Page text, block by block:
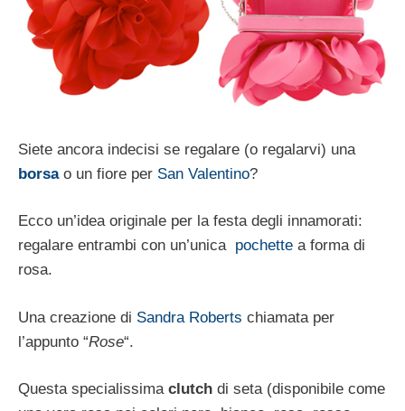
Siete ancora indecisi se regalare (o regalarvi) una
borsao un fiore per San Valentino?
Ecco un’idea originale per la festa degli innamorati:
regalare entrambi con un’unica pochette a forma di
rosa.
Una creazione di Sandra Roberts chiamata per
l’appunto “Rose“.
Questa specialissima clutch di seta (disponibile come